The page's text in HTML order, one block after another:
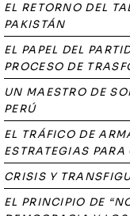
EL RETORNO DEL
PAKISTÁN
EL PAPEL DEL
PROCESO DE
UN MAESTRO DE
PERÚ
EL TRÁFICO DE
ESTRATEGIAS
CRISIS Y
EL PRINCIPIO DE